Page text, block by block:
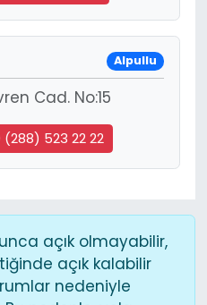
Alpullu
Cad. No:15
(288) 523 22 22
açık olmayabilir,
açık kalabilir
nedeniyle